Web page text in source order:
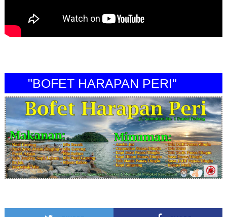
"BOFET HARAPAN PERI"